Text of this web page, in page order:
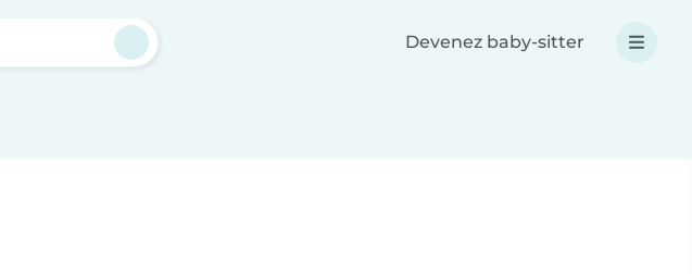
Devenez baby-sitter